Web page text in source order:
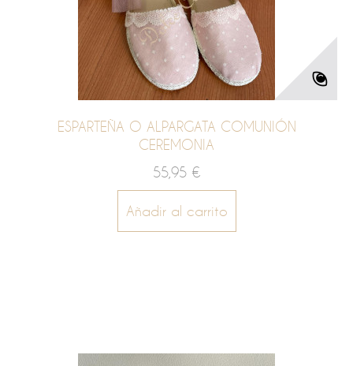
ESPARTEÑA O ALPARGATA COMUNIÓN
CEREMONIA
55,95 €
Añadir al carrito